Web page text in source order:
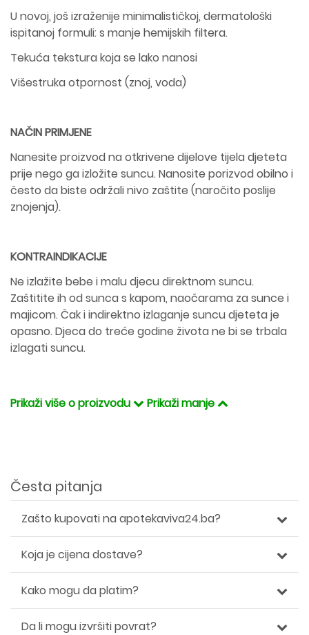
U novoj, još izraženije minimalističkoj, dermatološki
ispitanoj formuli: s manje hemijskih filtera.
Tekuća tekstura koja se lako nanosi
Višestruka otpornost (znoj, voda)
NAČIN PRIMJENE
Nanesite proizvod na otkrivene dijelove tijela djeteta
prije nego ga izložite suncu. Nanosite porizvod obilno i
često da biste održali nivo zaštite (naročito poslije
znojenja).
KONTRAINDIKACIJE
Ne izlažite bebe i malu djecu direktnom suncu.
Zaštitite ih od sunca s kapom, naočarama za sunce i
majicom. Čak i indirektno izlaganje suncu djeteta je
opasno. Djeca do treće godine života ne bi se trbala
izlagati suncu.
Prikaži više o proizvodu Prikaži manje
Česta pitanja
Zašto kupovati na apotekaviva24.ba?
Koja je cijena dostave?
Kako mogu da platim?
Da li mogu izvršiti povrat?